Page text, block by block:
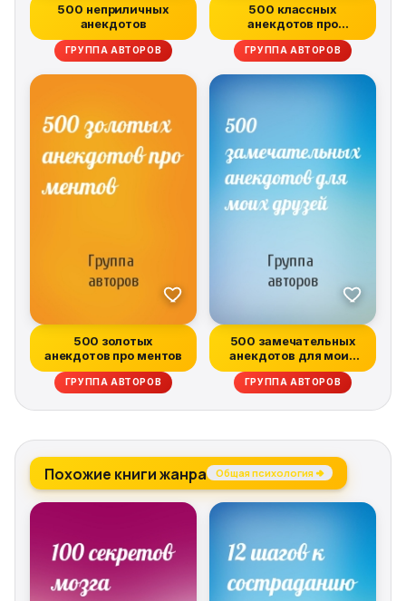
500 неприличных
анекдотов
ГРУППА АВТОРОВ
500 классных
анекдотов про
служебный роман
ГРУППА АВТОРОВ
500 золотых
анекдотов про ментов
ГРУППА АВТОРОВ
500 замечательных
анекдотов для моих
друзей
ГРУППА АВТОРОВ
Похожие книги жанра Общая психология →